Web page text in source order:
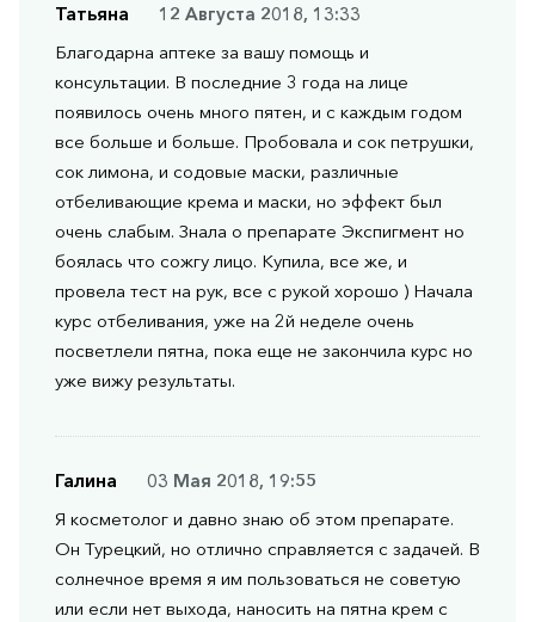
Татьяна
12 Августа 2018, 13:33
Благодарна аптеке за вашу помощь и
консультации. В последние 3 года на лице
появилось очень много пятен, и с каждым годом
все больше и больше. Пробовала и сок петрушки,
сок лимона, и содовые маски, различные
отбеливающие крема и маски, но эффект был
очень слабым. Знала о препарате Экспигмент но
боялась что сожгу лицо. Купила, все же, и
провела тест на рук, все с рукой хорошо ) Начала
курс отбеливания, уже на 2й неделе очень
посветлели пятна, пока еще не закончила курс но
уже вижу результаты.
Галина
03 Мая 2018, 19:55
Я косметолог и давно знаю об этом препарате.
Он Турецкий, но отлично справляется с задачей. В
солнечное время я им пользоваться не советую
или если нет выхода, наносить на пятна крем с